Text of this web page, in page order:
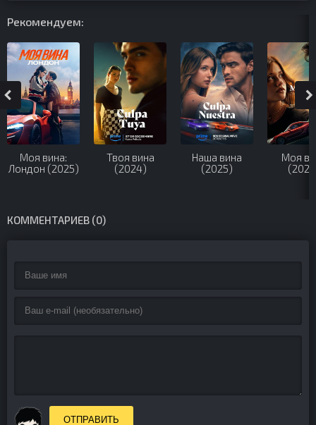
Рекомендуем:
Моя вина:
Лондон (2025)
Твоя вина
(2024)
Наша вина
(2025)
Моя
КОММЕНТАРИЕВ (0)
ОТПРАВИТЬ